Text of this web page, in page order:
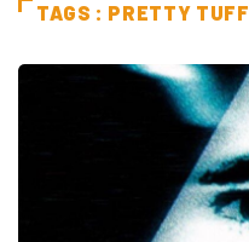
TAGS : PRETTY TUFF